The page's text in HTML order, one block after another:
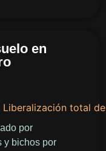
en
por
y bichos por